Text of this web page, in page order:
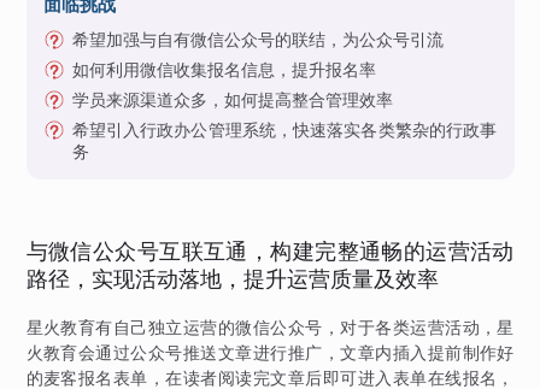
面临挑战
希望加强与自有微信公众号的联结，为公众号引流
如何利用微信收集报名信息，提升报名率
学员来源渠道众多，如何提高整合管理效率
希望引入行政办公管理系统，快速落实各类繁杂的行政事
务
与微信公众号互联互通，构建完整通畅的运营活动
路径，实现活动落地，提升运营质量及效率
星火教育有自己独立运营的微信公众号，对于各类运营活动，星
火教育会通过公众号推送文章进行推广，文章内插入提前制作好
的麦客报名表单，在读者阅读完文章后即可进入表单在线报名，